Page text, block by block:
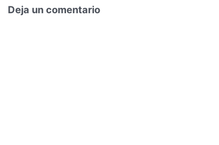
Deja un comentario